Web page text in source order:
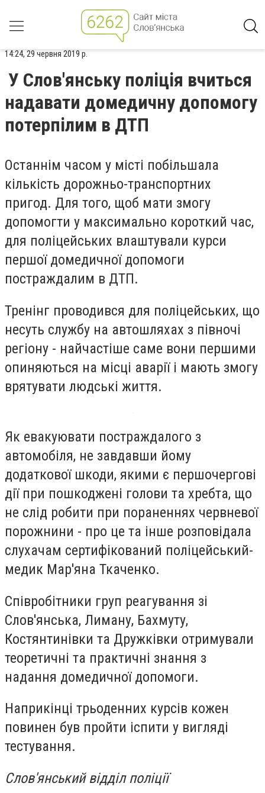
14:24, 29 червня 2019 р.
У Слов'янську поліція вчиться
надавати домедичну допомогу
потерпілим в ДТП
Останнім часом у місті побільшала
кількість дорожньо-транспортних
пригод. Для того, щоб мати змогу
допомогти у максимально короткий час,
для поліцейських влаштували курси
першої домедичної допомоги
постраждалим в ДТП.
Тренінг проводився для поліцейських, що
несуть службу на автошляхах з півночі
регіону - найчастіше саме вони першими
опиняються на місці аварії і мають змогу
врятувати людські життя.
Як евакуювати постраждалого з
автомобіля, не завдавши йому
додаткової шкоди, якими є першочергові
дії при пошкоджені голови та хребта, що
не слід робити при пораненнях червневої
порожнини - про це та інше розповідала
слухачам сертифікований поліцейський-
медик Мар'яна Ткаченко.
Співробітники груп реагування зі
Слов'янська, Лиману, Бахмуту,
Костянтинівки та Дружківки отримували
теоретичні та практичні знання з
надання домедичної допомоги.
Наприкінці трьоденних курсів кожен
повинен був пройти іспити у вигляді
тестування.
Слов'янський відділ поліції